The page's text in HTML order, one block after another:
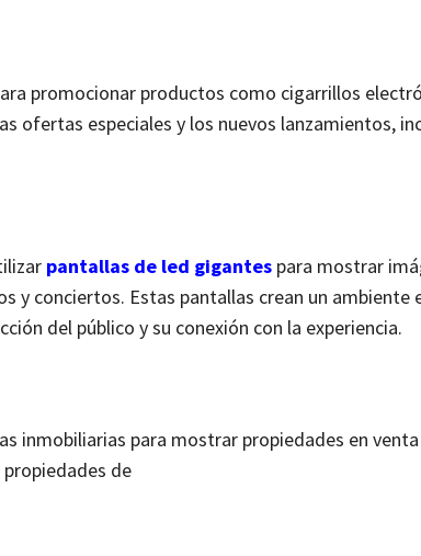
promocionar productos como cigarrillos
ofertas especiales y los nuevos lanzamientos,
pantallas de led gigantes para mostrar
y conciertos. Estas pantallas crean un
del público y su conexión con la experiencia.
inmobiliarias para mostrar propiedades en
de